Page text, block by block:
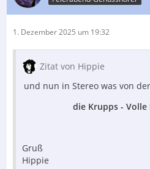
1. Dezember 2025 um 19:32
Zitat von Hippie
und nun in Stereo was von
die Krupps -
Gruß
Hippie